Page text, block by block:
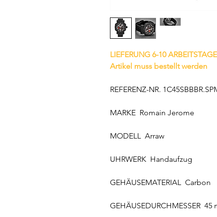
LIEFERUNG 6-10 ARBEITSTAGE
Artikel muss bestellt werden
REFERENZ-NR.
MARKE Romain Jerome
MODELL Arraw
UHRWERK Handaufzug
GEHÄUSEMATERIAL Carbon
GEHÄUSEDURCHMESSER 45